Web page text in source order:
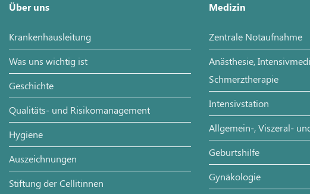
Über uns
Krankenhausleitung
Was uns wichtig ist
Geschichte
Qualitäts- und Risikomanagement
Hygiene
Auszeichnungen
Stiftung der Cellitinnen
Medizin
Zentrale Notaufnahme
Anästhesie,
Schmerztherapie
Intensivstation
Allgemein-, Viszeral-
Geburtshilfe
Gynäkologie